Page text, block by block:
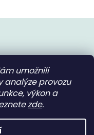
umožnili
analýze provozu
výkon a
zde.